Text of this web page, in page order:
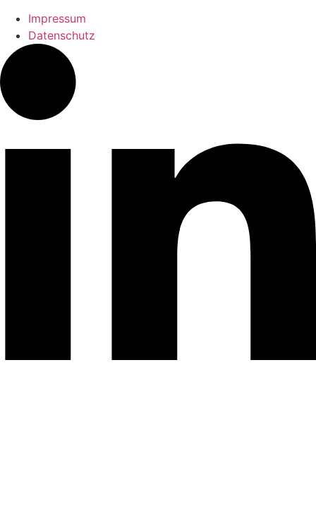
Impressum
Datenschutz